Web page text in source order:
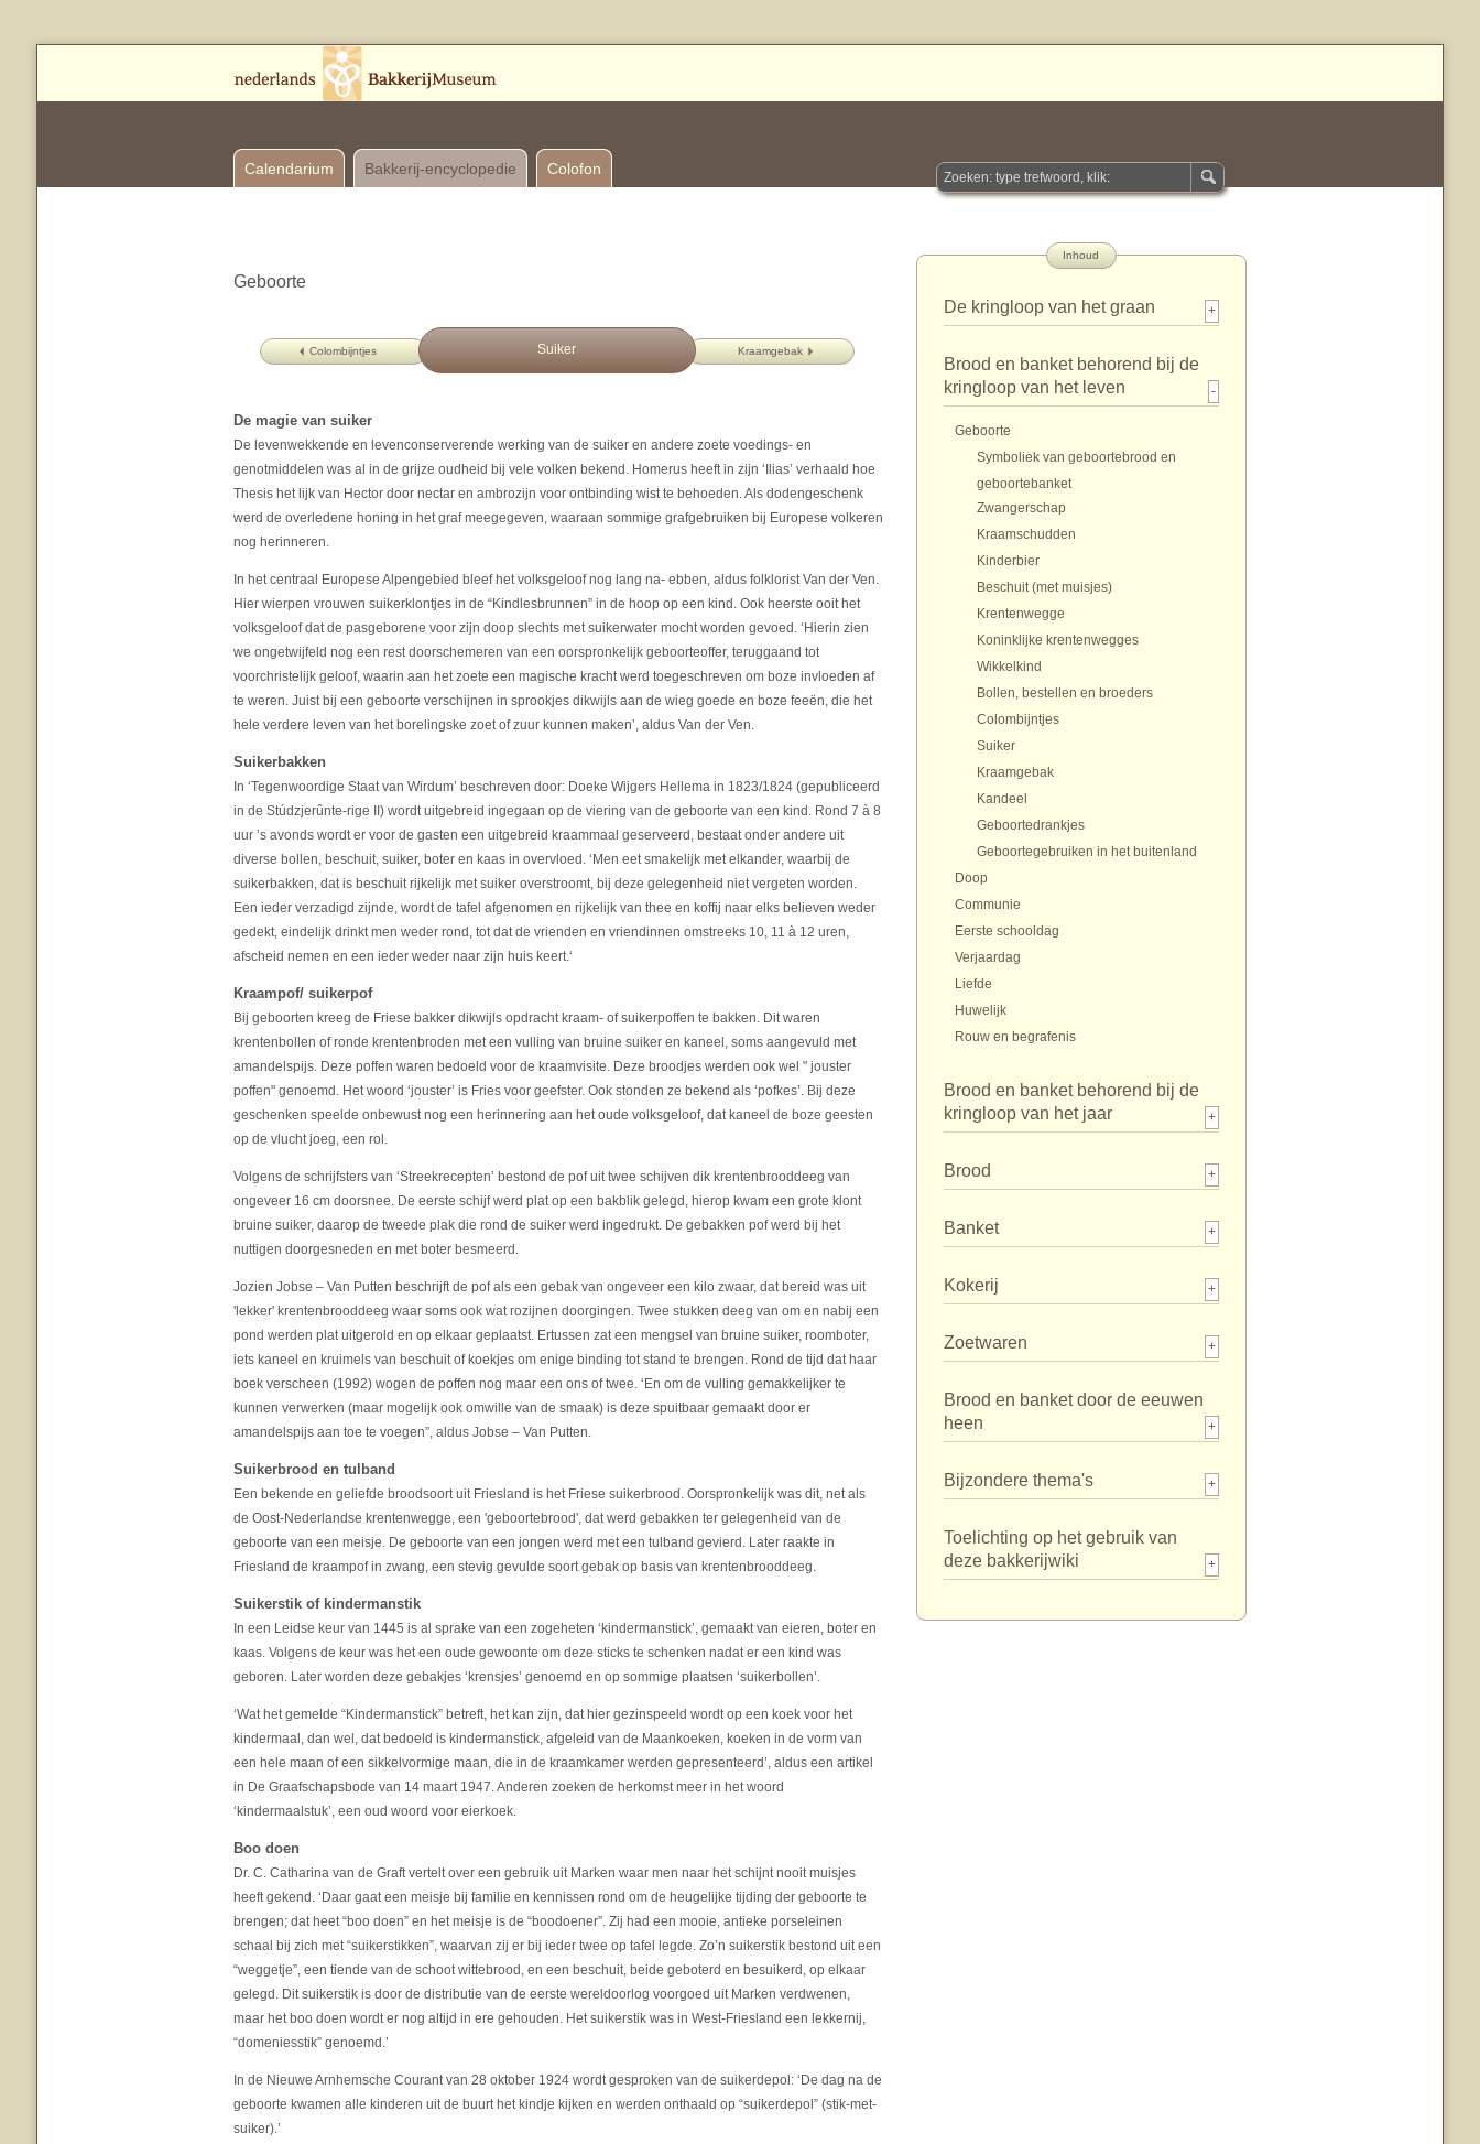
Calendarium Bakkerij-encyclopedie Colofon
Geboorte
Colombijntjes Kraamgebak
Suiker
De magie van suiker
De levenwekkende en levenconserverende werking van de suiker en andere zoete voedings- en
genotmiddelen was al in de grijze oudheid bij vele volken bekend. Homerus heeft in zijn ‘Ilias’ verhaald hoe
Thesis het lijk van Hector door nectar en ambrozijn voor ontbinding wist te behoeden. Als dodengeschenk
werd de overledene honing in het graf meegegeven, waaraan sommige grafgebruiken bij Europese volkeren
nog herinneren.
In het centraal Europese Alpengebied bleef het volksgeloof nog lang na- ebben, aldus folklorist Van der Ven.
Hier wierpen vrouwen suikerklontjes in de “Kindlesbrunnen” in de hoop op een kind. Ook heerste ooit het
volksgeloof dat de pasgeborene voor zijn doop slechts met suikerwater mocht worden gevoed. ‘Hierin zien
we ongetwijfeld nog een rest doorschemeren van een oorspronkelijk geboorteoffer, teruggaand tot
voorchristelijk geloof, waarin aan het zoete een magische kracht werd toegeschreven om boze invloeden af
te weren. Juist bij een geboorte verschijnen in sprookjes dikwijls aan de wieg goede en boze feeën, die het
hele verdere leven van het borelingske zoet of zuur kunnen maken’, aldus Van der Ven.
Suikerbakken
In ‘Tegenwoordige Staat van Wirdum’ beschreven door: Doeke Wijgers Hellema in 1823/1824 (gepubliceerd
in de Stúdzjerûnte-rige II) wordt uitgebreid ingegaan op de viering van de geboorte van een kind. Rond 7 à 8
uur ’s avonds wordt er voor de gasten een uitgebreid kraammaal geserveerd, bestaat onder andere uit
diverse bollen, beschuit, suiker, boter en kaas in overvloed. ‘Men eet smakelijk met elkander, waarbij de
suikerbakken, dat is beschuit rijkelijk met suiker overstroomt, bij deze gelegenheid niet vergeten worden.
Een ieder verzadigd zijnde, wordt de tafel afgenomen en rijkelijk van thee en koffij naar elks believen weder
gedekt, eindelijk drinkt men weder rond, tot dat de vrienden en vriendinnen omstreeks 10, 11 à 12 uren,
afscheid nemen en een ieder weder naar zijn huis keert.‘
Kraampof/ suikerpof
Bij geboorten kreeg de Friese bakker dikwijls opdracht kraam- of suikerpoffen te bakken. Dit waren
krentenbollen of ronde krentenbroden met een vulling van bruine suiker en kaneel, soms aangevuld met
amandelspijs. Deze poffen waren bedoeld voor de kraamvisite. Deze broodjes werden ook wel " jouster
poffen" genoemd. Het woord ‘jouster’ is Fries voor geefster. Ook stonden ze bekend als ‘pofkes’. Bij deze
geschenken speelde onbewust nog een herinnering aan het oude volksgeloof, dat kaneel de boze geesten
op de vlucht joeg, een rol.
Volgens de schrijfsters van ‘Streekrecepten’ bestond de pof uit twee schijven dik krentenbrooddeeg van
ongeveer 16 cm doorsnee. De eerste schijf werd plat op een bakblik gelegd, hierop kwam een grote klont
bruine suiker, daarop de tweede plak die rond de suiker werd ingedrukt. De gebakken pof werd bij het
nuttigen doorgesneden en met boter besmeerd.
Jozien Jobse – Van Putten beschrijft de pof als een gebak van ongeveer een kilo zwaar, dat bereid was uit
'lekker' krentenbrooddeeg waar soms ook wat rozijnen doorgingen. Twee stukken deeg van om en nabij een
pond werden plat uitgerold en op elkaar geplaatst. Ertussen zat een mengsel van bruine suiker, roomboter,
iets kaneel en kruimels van beschuit of koekjes om enige binding tot stand te brengen. Rond de tijd dat haar
boek verscheen (1992) wogen de poffen nog maar een ons of twee. ‘En om de vulling gemakkelijker te
kunnen verwerken (maar mogelijk ook omwille van de smaak) is deze spuitbaar gemaakt door er
amandelspijs aan toe te voegen”, aldus Jobse – Van Putten.
Suikerbrood en tulband
Een bekende en geliefde broodsoort uit Friesland is het Friese suikerbrood. Oorspronkelijk was dit, net als
de Oost-Nederlandse krentenwegge, een 'geboortebrood', dat werd gebakken ter gelegenheid van de
geboorte van een meisje. De geboorte van een jongen werd met een tulband gevierd. Later raakte in
Friesland de kraampof in zwang, een stevig gevulde soort gebak op basis van krentenbrooddeeg.
Suikerstik of kindermanstik
In een Leidse keur van 1445 is al sprake van een zogeheten ‘kindermanstick’, gemaakt van eieren, boter en
kaas. Volgens de keur was het een oude gewoonte om deze sticks te schenken nadat er een kind was
geboren. Later worden deze gebakjes ‘krensjes’ genoemd en op sommige plaatsen ‘suikerbollen’.
‘Wat het gemelde “Kindermanstick” betreft, het kan zijn, dat hier gezinspeeld wordt op een koek voor het
kindermaal, dan wel, dat bedoeld is kindermanstick, afgeleid van de Maankoeken, koeken in de vorm van
een hele maan of een sikkelvormige maan, die in de kraamkamer werden gepresenteerd’, aldus een artikel
in De Graafschapsbode van 14 maart 1947. Anderen zoeken de herkomst meer in het woord
‘kindermaalstuk’, een oud woord voor eierkoek.
Boo doen
Dr. C. Catharina van de Graft vertelt over een gebruik uit Marken waar men naar het schijnt nooit muisjes
heeft gekend. ‘Daar gaat een meisje bij familie en kennissen rond om de heugelijke tijding der geboorte te
brengen; dat heet “boo doen” en het meisje is de “boodoener”. Zij had een mooie, antieke porseleinen
schaal bij zich met “suikerstikken”, waarvan zij er bij ieder twee op tafel legde. Zo’n suikerstik bestond uit een
“weggetje”, een tiende van de schoot wittebrood, en een beschuit, beide geboterd en besuikerd, op elkaar
gelegd. Dit suikerstik is door de distributie van de eerste wereldoorlog voorgoed uit Marken verdwenen,
maar het boo doen wordt er nog altijd in ere gehouden. Het suikerstik was in West-Friesland een lekkernij,
“domeniesstik” genoemd.’
In de Nieuwe Arnhemsche Courant van 28 oktober 1924 wordt gesproken van de suikerdepol: ‘De dag na de
geboorte kwamen alle kinderen uit de buurt het kindje kijken en werden onthaald op “suikerdepol” (stik-met-
suiker).’
Inhoud
De kringloop van het graan +
Brood en banket behorend bij de
kringloop van het leven
-
Geboorte
Symboliek van geboortebrood en
geboortebanket
Zwangerschap
Kraamschudden
Kinderbier
Beschuit (met muisjes)
Krentenwegge
Koninklijke krentenwegges
Wikkelkind
Bollen, bestellen en broeders
Colombijntjes
Suiker
Kraamgebak
Kandeel
Geboortedrankjes
Geboortegebruiken in het buitenland
Doop
Communie
Eerste schooldag
Verjaardag
Liefde
Huwelijk
Rouw en begrafenis
Brood en banket behorend bij de
kringloop van het jaar
+
Brood +
Banket +
Kokerij +
Zoetwaren +
Brood en banket door de eeuwen
heen
+
Bijzondere thema's +
Toelichting op het gebruik van
deze bakkerijwiki
+